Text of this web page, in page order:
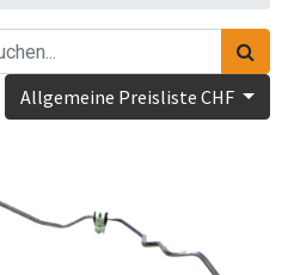
Allgemeine Preisliste CHF